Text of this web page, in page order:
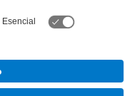
Accesibilidad